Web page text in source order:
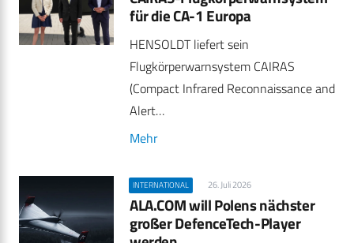
für die CA-1 Europa
HENSOLDT liefert sein
Flugkörperwarnsystem CAIRAS
(Compact Infrared Reconnaissance and
Alert…
Mehr
INTERNATIONAL 26. Juli 2026
ALA.COM will Polens nächster
großer DefenceTech-Player